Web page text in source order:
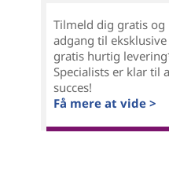
Tilmeld dig gratis og
adgang til
gratis hurtig
Specialists er klar til
succes!
Få mere at vide >